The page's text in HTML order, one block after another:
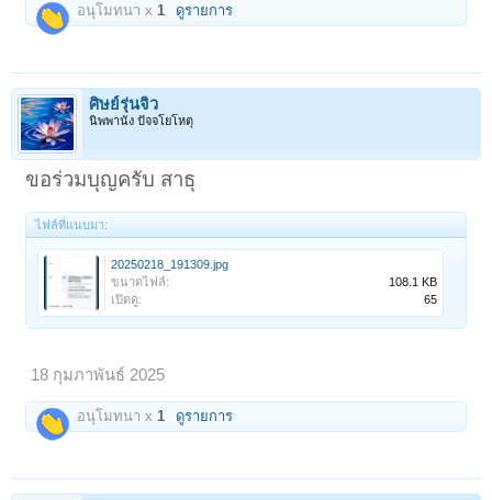
อนุโมทนา x 1 ดูรายการ
ศิษย์รุ่นจิ๋ว
นิพพานัง ปัจจโยโหตุ
ขอร่วมบุญครับ สาธุ
ไฟล์ที่แนบมา:
20250218_191309.jpg
ขนาดไฟล์:
108.1 KB
เปิดดู:
65
18 กุมภาพันธ์ 2025
อนุโมทนา x1 ดูรายการ